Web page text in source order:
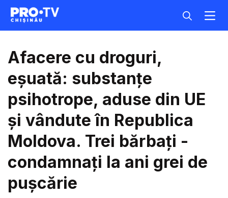
Afacere cu droguri,
eșuată: substanțe
psihotrope, aduse din UE
și vândute în Republica
Moldova. Trei bărbați -
condamnați la ani grei de
pușcărie